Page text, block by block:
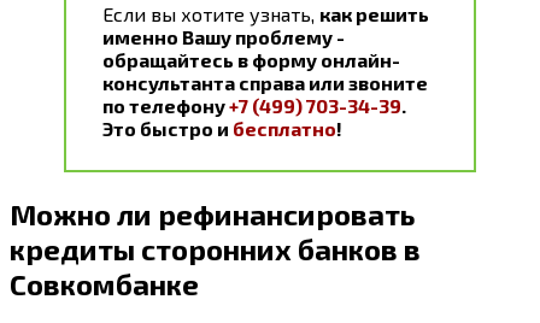
Если вы хотите узнать, как решить
именно Вашу проблему -
обращайтесь в форму онлайн-
консультанта справа или звоните
по телефону+7 (499) 703-34-39.
Это быстро и бесплатно!
Можно ли рефинансировать
кредиты сторонних банков в
Совкомбанке